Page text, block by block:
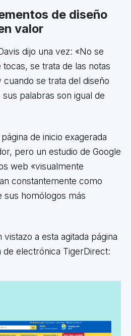
de diseño
valor
dijo una vez: «No se
se trata de las notas
cuando se trata del diseño
palabras son igual de
de inicio exagerada
pero un estudio de Google
web «visualmente
constantemente como
sus homólogos más
a esta agitada página
de electrónica TigerDirect: